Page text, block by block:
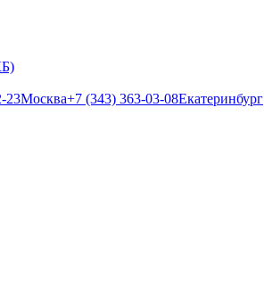
23Москва+7 (343) 363-03-08Екатеринбург